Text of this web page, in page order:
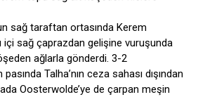
sağ taraftan ortasında Kerem
içi sağ çaprazdan gelişine vuruşunda
ağlarla gönderdi. 3-2
Talha’nın ceza sahası dışından
Oosterwolde’ye de çarpan meşin